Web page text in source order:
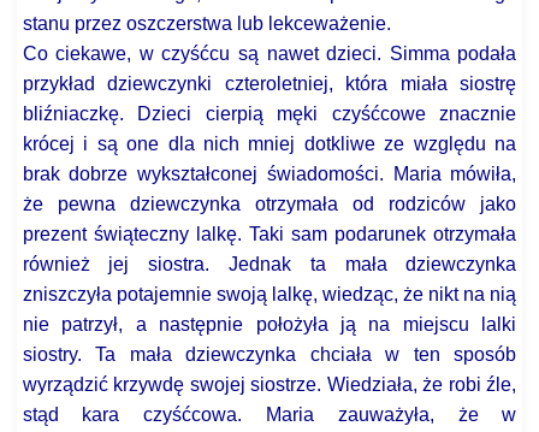
stanu przez oszczerstwa lub lekceważenie.
Co ciekawe, w czyśćcu są nawet dzieci. Simma podała
przykład dziewczynki czteroletniej, która miała siostrę
bliźniaczkę. Dzieci cierpią męki czyśćcowe znacznie
krócej i są one dla nich mniej dotkliwe ze względu na
brak dobrze wykształconej świadomości. Maria mówiła,
że pewna dziewczynka otrzymała od rodziców jako
prezent świąteczny lalkę. Taki sam podarunek otrzymała
również jej siostra. Jednak ta mała dziewczynka
zniszczyła potajemnie swoją lalkę, wiedząc, że nikt na nią
nie patrzył, a następnie położyła ją na miejscu lalki
siostry. Ta mała dziewczynka chciała w ten sposób
wyrządzić krzywdę swojej siostrze. Wiedziała, że robi źle,
stąd kara czyśćcowa. Maria zauważyła, że w